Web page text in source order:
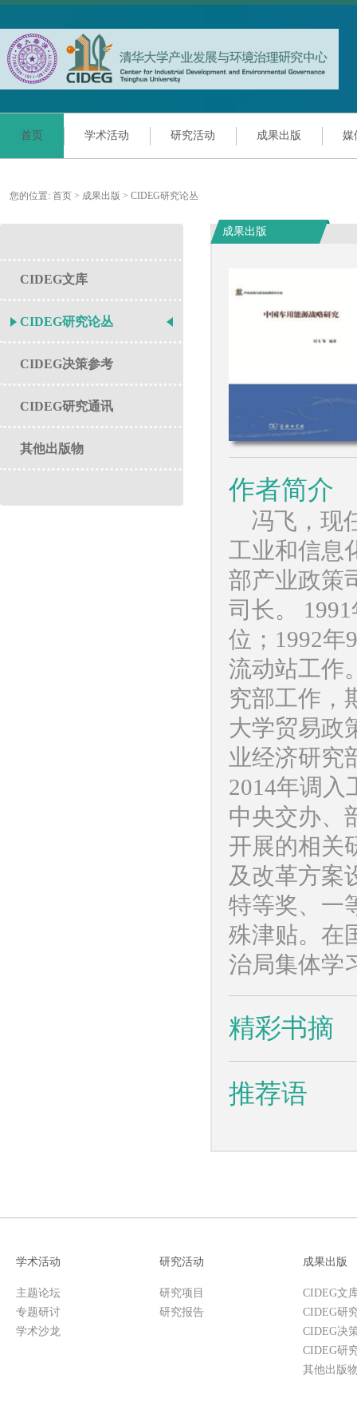
首页 学术活动 研究活动 成果出版 媒
您的位置: 首页 > 成果出版 > CIDEG研究论丛
CIDEG文库
CIDEG研究论丛
CIDEG决策参考
CIDEG研究通讯
其他出版物
成果出版
作者简介
冯飞，现
工业和信息
部产业政策
司长。
位；1992年
流动站工作
究部工作，
大学贸易政
业经济研究
2014年调入
中央交办、
开展的相关
及改革方案
特等奖、一
殊津贴。在
治局集体学
精彩书摘
推荐语
学术活动
主题论坛
专题研讨
学术沙龙
研究活动
研究项目
研究报告
成果出版
CIDEG文
CIDEG研
CIDEG决
CIDEG研
其他出版